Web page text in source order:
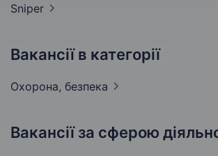
Sniper
Вакансії в категорії
Охорона, безпека
Вакансії за сферою